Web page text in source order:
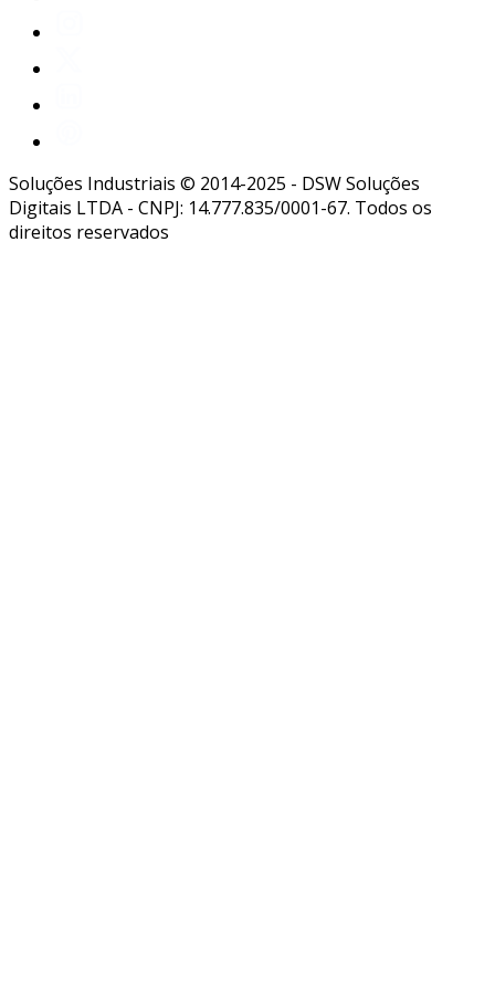
Soluções Industriais © 2014-2025 - DSW Soluções
Digitais LTDA - CNPJ: 14.777.835/0001-67. Todos os
direitos reservados